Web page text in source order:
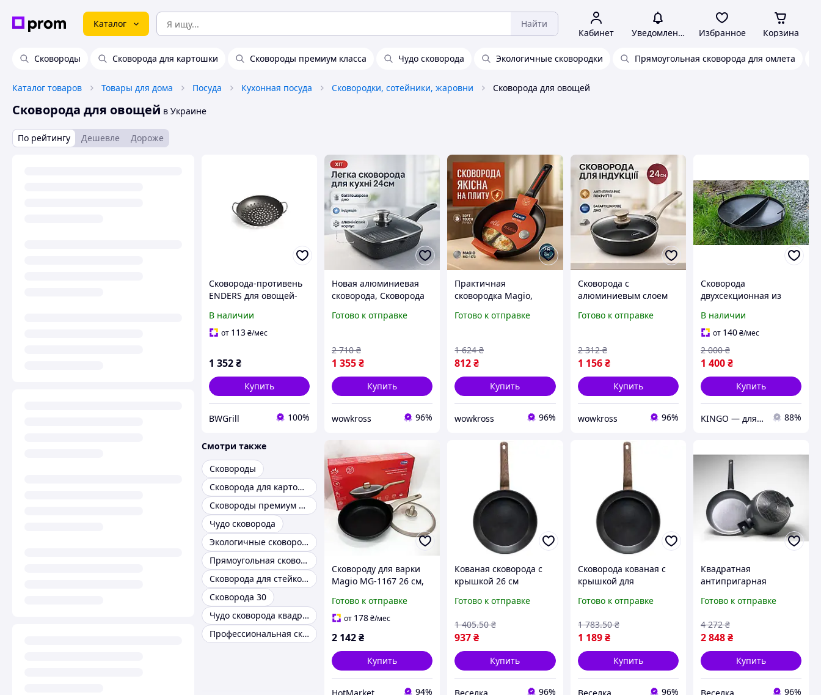
Каталог Найти
Кабинет Уведомления Избранное Корзина
Сковороды Сковорода для картошки Сковороды премиум класса Чудо сковорода Экологичные сковородки Прямоугольная сковорода для омлета
Каталог товаров Товары для дома Посуда Кухонная посуда Сковородки, сотейники, жаровни Сковорода для овощей
Сковорода для овощей в Украине
По рейтингу Дешевле Дороже
Сковорода-противень
ENDERS для овощей-
В наличии
от 113₴/мес
1 352₴
Купить
BWGrill 100%
Новая алюминиевая
сковорода, Сковорода
масла Глубокая для
Готово к отправке
1 355₴
2 710 ₴
Купить
wowkross 96%
Практичная
сковородка Magio,
для кухни, Сковорода
Готово к отправке
812₴
1 624 ₴
Купить
wowkross 96%
Сковорода с
алюминиевым слоем
Оригинал сковорода с
покрытием QN-13
Готово к отправке
1 156 ₴
2 312 ₴
Купить
wowkross 96%
Сковорода
двухсекционная из
сковорода для жарки
овощей на костре и
плова на мангале
В наличии
от 140₴/мес
1 400₴
2 000 ₴
Купить
KINGO — для сада, отдыха и комфорта в каждом сезоне! 88%
Смотри также
Сковороды
Сковорода для картошки
Сковороды премиум класса
Чудо сковорода
Экологичные сковородки
Прямоугольная сковорода для омлета
Сковорода для стейков с крышкой
Сковорода 30
Чудо сковорода квадратная
Профессиональная сковорода 26см
Сковороду для варки
Magio MG-1167 26 см,
антипригарным
покрытием внутренней
Готово к отправке
от 178₴/мес
2 142₴
Купить
94%
Кованая сковорода с
крышкой 26 см
жарки тушения мяса
Готово к отправке
937₴
1 405.50 ₴
Купить
96%
Сковорода кованая с
крышкой для
овощей
черная BROWN
Готово к отправке
1 189 ₴
1 783.50 ₴
Купить
96%
Квадратная
антипригарная
индукционных плит
овощей FLAME
Готово к отправке
2 848₴
4 272 ₴
Купить
96%